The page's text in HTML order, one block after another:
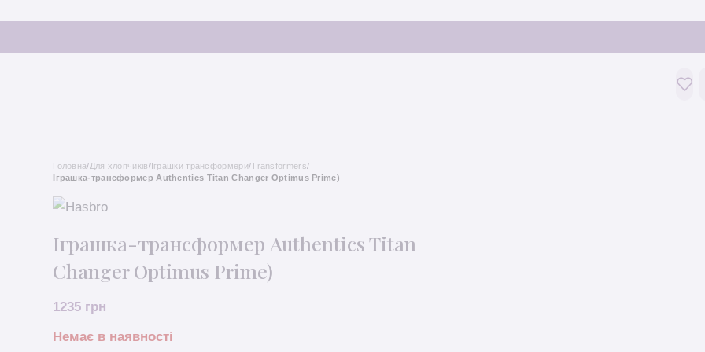
Головна/Для хлопчиків/Іграшки трансформери/Transformers/
Іграшка-трансформер Authentics Titan Changer Optimus Prime)
Іграшка-трансформер Authentics Titan
Changer Optimus Prime)
1235 грн
Немає в наявності